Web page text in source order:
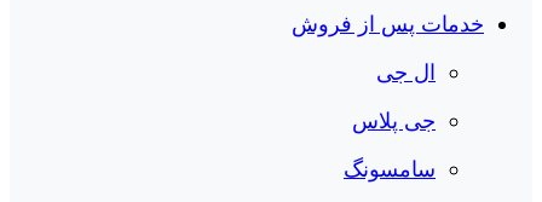
خدمات پس از فروش
ال جی
جی پلاس
سامسونگ